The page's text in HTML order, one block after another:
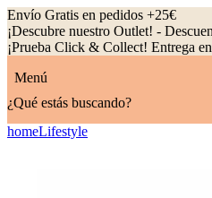
Envío Gratis en pedidos +25€
¡Descubre nuestro Outlet! -
¡Prueba Click & Collect! Entrega
Menú
¿Qué estás buscando?
homeLifestyle